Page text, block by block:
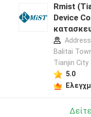
Rmist
Device
Balitai
Tianjin City
5.0